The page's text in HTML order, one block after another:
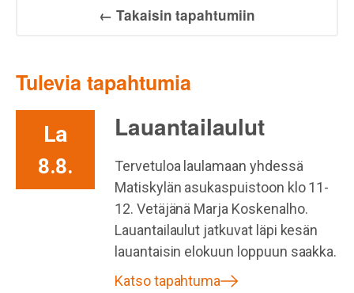
← Takaisin tapahtumiin
Tulevia tapahtumia
La
8.8.
Lauantailaulut
Tervetuloa laulamaan yhdessä
Matiskylän asukaspuistoon klo 11-
12. Vetäjänä Marja Koskenalho.
Lauantailaulut jatkuvat läpi kesän
lauantaisin elokuun loppuun saakka.
Katso tapahtuma